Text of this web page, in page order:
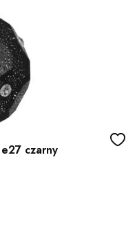
czarny